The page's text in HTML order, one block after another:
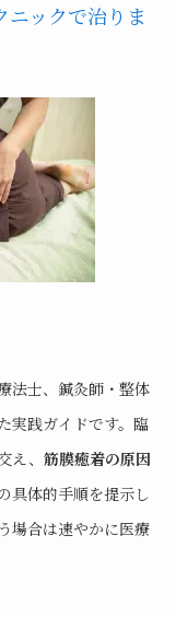
ックで治りま
法士、鍼灸師・整体
実践ガイドです。臨
、 筋膜癒着の原因
具体的手順を提示し
場合は速やかに医療